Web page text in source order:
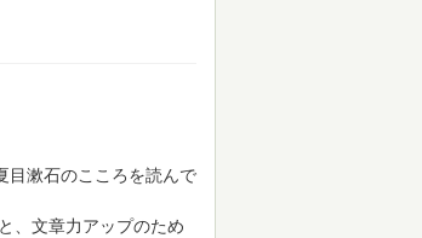
目漱石のこころを読んで
、文章力アップのため